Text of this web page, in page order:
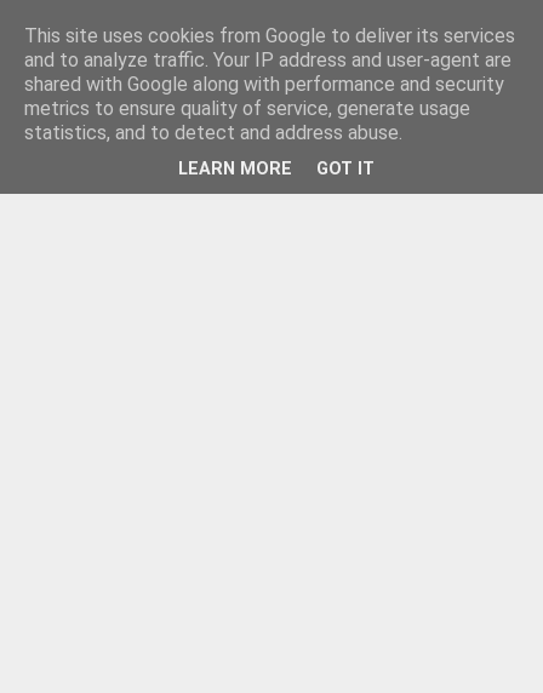
This site uses cookies from Google to deliver its services
and to analyze traffic. Your IP address and user-agent are
shared with Google along with performance and security
metrics to ensure quality of service, generate usage
statistics, and to detect and address abuse.
LEARN MORE GOT IT